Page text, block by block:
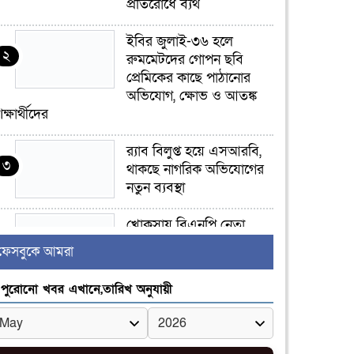
প্রতিরোধে ব্যর্থ
২
ইবির জুলাই-৩৬ হলে
রুমমেটদের গোপন ছবি
প্রেমিকের কাছে পাঠানোর
অভিযোগ, ক্ষোভ ও আতঙ্ক
৩
র‍্যাব বিলুপ্ত হয়ে এসআরবি,
থাকছে নাগরিক অভিযোগের
নতুন ব্যবস্থা
৪
খোকসায় বিএনপি নেতা
৫
সাঈদীর ছবিতে জুতা
নিক্ষেপকারীরা ‘জারজ
সন্তান’: আমির হামজা
আমরা
পুরোনো খবর এখানে,তারিখ অনুযায়ী